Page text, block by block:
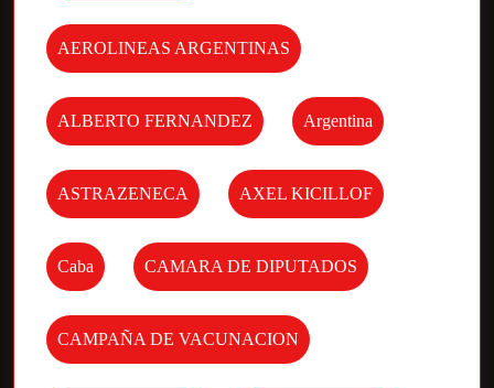
AEROLINEAS ARGENTINAS
ALBERTO FERNANDEZ Argentina
ASTRAZENECA AXEL KICILLOF
Caba CAMARA DE DIPUTADOS
CAMPAÑA DE VACUNACION